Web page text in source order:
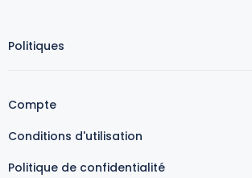
Politiques
Compte
Conditions d'utilisation
Politique de confidentialité